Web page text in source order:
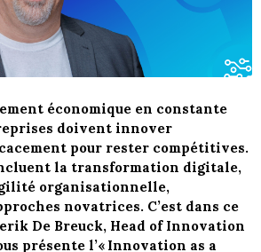
économique en constante
doivent innover
pour rester compétitives.
la transformation digitale,
organisationnelle,
novatrices. C’est dans ce
De Breuck, Head of Innovation
présente l’« Innovation as a